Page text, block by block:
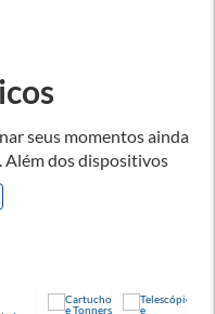
seus momentos ainda
Além dos dispositivos
de acessórios
e a praticidade dos
apenas alguns dos itens
seleção de produtos e se